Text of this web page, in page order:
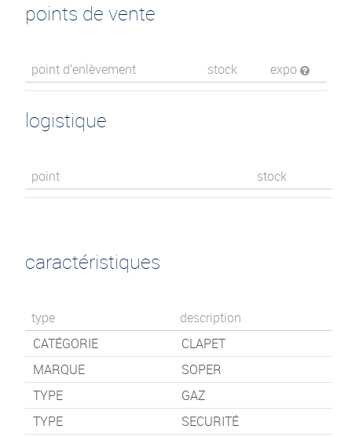
points de vente
point d’enlèvement stock expo
logistique
point stock
caractéristiques
type
description
CATÉGORIE
CLAPET
MARQUE
SOPER
TYPE
GAZ
TYPE
SECURITÉ